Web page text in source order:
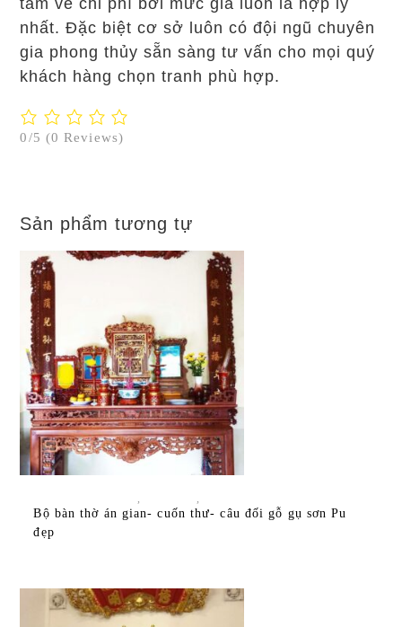
nhất. Đặc biệt cơ sở luôn có đội ngũ chuyên
gia phong thủy sẵn sàng tư vấn cho mọi quý
khách hàng chọn tranh phù hợp.
0/5 (0 Reviews)
Sản phẩm tương tự
, ,
Bộ bàn thờ án gian- cuốn thư- câu đối gỗ gụ sơn Pu
đẹp